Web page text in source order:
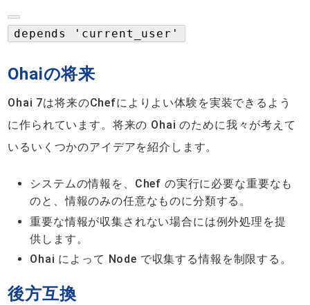
depends 'current_user'
Ohaiの将来
Ohai 7は将来のChefによりよい体験を実装できるよう
に作られています。将来の Ohai のために我々が考えて
いるいくつかのアイデアを紹介します。
システムの情報を、Chef の実行に必要な重要なも
のと、情報のみの任意なものに分類する。
重要な情報が収集されない場合には例外処理を提
供します。
Ohai によって Node で収集する情報を制限する。
後方互換